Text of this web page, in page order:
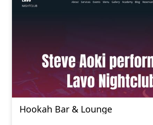
Hookah Bar & Lounge